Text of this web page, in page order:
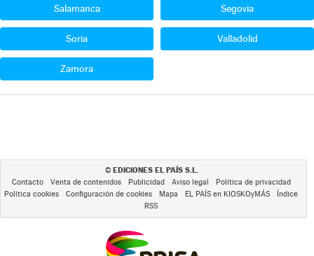
Salamanca Segovia
Soria Valladolid
Zamora
© EDICIONES EL PAÍS S.L.
Contacto Venta de contenidos Publicidad Aviso legal
Política de privacidad
Política cookies
Configuración de cookies Mapa EL PAÍS en KIOSKOyMÁS
Índice
RSS